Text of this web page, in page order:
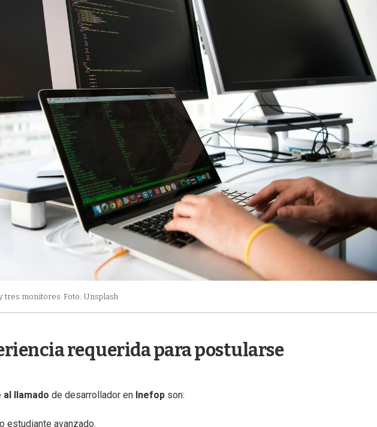
tres monitores Foto: Unsplash
requerida para postularse
llamado de desarrollador en Inefop son:
o estudiante avanzado.